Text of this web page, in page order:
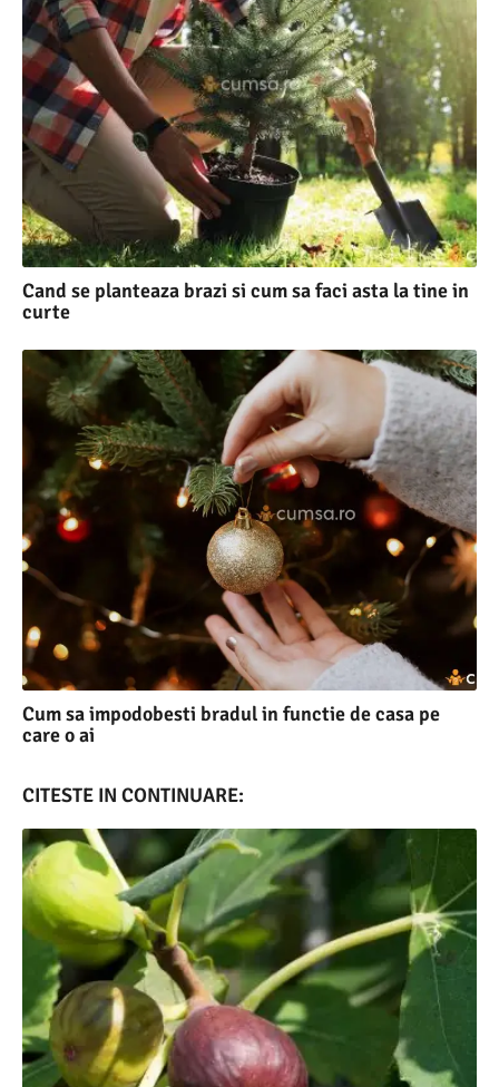
Cand se planteaza brazi si cum sa faci asta la tine in
curte
Cum sa impodobesti bradul in functie de casa pe
care o ai
CITESTE IN CONTINUARE: